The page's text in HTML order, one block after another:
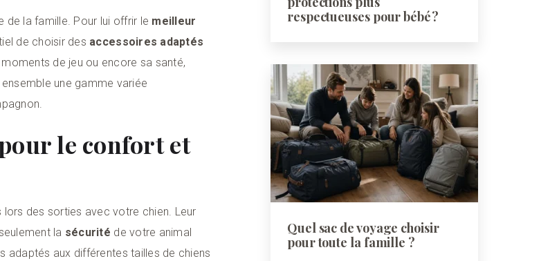
de la famille. Pour lui offrir le meilleur
de choisir des accessoires adaptés
moments de jeu ou encore sa santé,
une gamme variée
le confort et
des sorties avec votre chien. Leur
la sécurité de votre animal
adaptés aux différentes tailles de chiens
respectueuses pour bébé ?
Quel sac de voyage choisir
pour toute la famille ?